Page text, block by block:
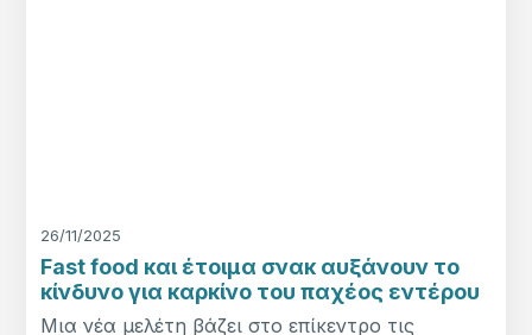
26/11/2025
Fast food και έτοιμα σνακ αυξάνουν το
κίνδυνο για καρκίνο του παχέος εντέρου
Μια νέα μελέτη βάζει στο επίκεντρο τις